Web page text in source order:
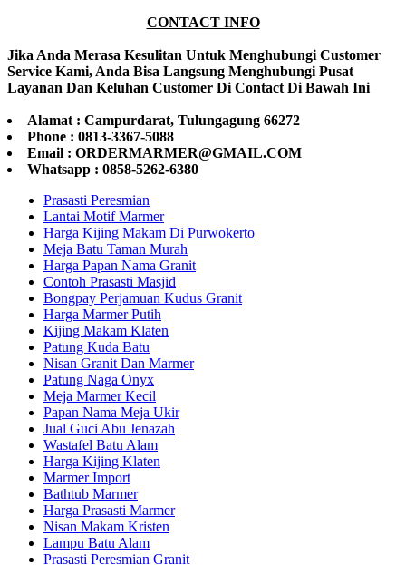
CONTACT INFO
Jika Anda Merasa Kesulitan Untuk Menghubungi Customer
Service Kami, Anda Bisa Langsung Menghubungi Pusat
Layanan Dan Keluhan Customer Di Contact Di Bawah Ini
Alamat : Campurdarat, Tulungagung 66272
Phone : 0813-3367-5088
Email : ORDERMARMER@GMAIL.COM
Whatsapp : 0858-5262-6380
Prasasti Peresmian
Lantai Motif Marmer
Harga Kijing Makam Di Purwokerto
Meja Batu Taman Murah
Harga Papan Nama Granit
Contoh Prasasti Masjid
Bongpay Perjamuan Kudus Granit
Harga Marmer Putih
Kijing Makam Klaten
Patung Kuda Batu
Nisan Granit Dan Marmer
Patung Naga Onyx
Meja Marmer Kecil
Papan Nama Meja Ukir
Jual Guci Abu Jenazah
Wastafel Batu Alam
Harga Kijing Klaten
Marmer Import
Bathtub Marmer
Harga Prasasti Marmer
Nisan Makam Kristen
Lampu Batu Alam
Prasasti Peresmian Granit